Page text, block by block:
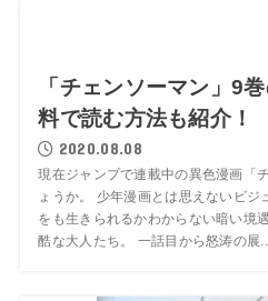
「チェンソーマン」9
料で読む方法も紹介！
2020.08.08
現在ジャンプで連載中の異色漫画「
ょうか。 少年漫画とは思えないビジ
をも生きられるかわからない暗い境
酷な大人たち。 一話目から怒涛の展...